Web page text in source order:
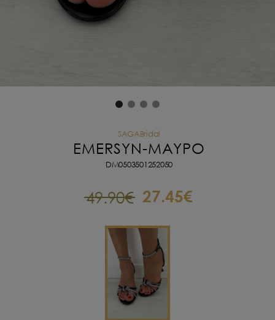
SAGABridal
EMERSYN-ΜΑΥΡΟ
DM0503501252050
49.90€ 27.45€